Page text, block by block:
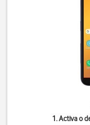
1. Activa o